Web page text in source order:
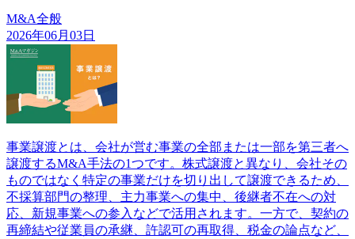
M&A全般
2026年06月03日
事業譲渡とは、会社が営む事業の全部または一部を第三者へ
譲渡するM&A手法の1つです。株式譲渡と異なり、会社その
ものではなく特定の事業だけを切り出して譲渡できるため、
不採算部門の整理、主力事業への集中、後継者不在への対
応、新規事業への参入などで活用されます。一方で、契約の
再締結や従業員の承継、許認可の再取得、税金の論点など、